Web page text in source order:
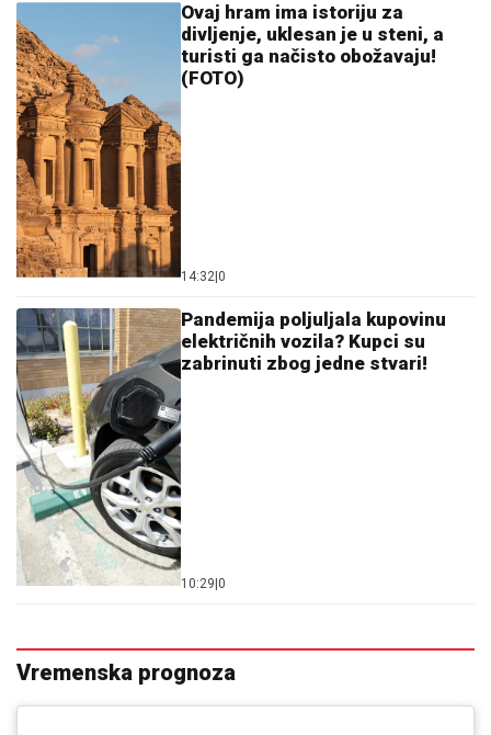
Ovaj hram ima istoriju za
divljenje, uklesan je u steni, a
turisti ga načisto obožavaju!
(FOTO)
14:32 0
Pandemija poljuljala kupovinu
električnih vozila? Kupci su
zabrinuti zbog jedne stvari!
10:29 0
Vremenska prognoza